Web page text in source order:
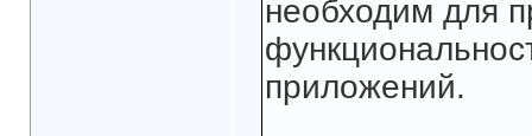
необходим для
приложений.